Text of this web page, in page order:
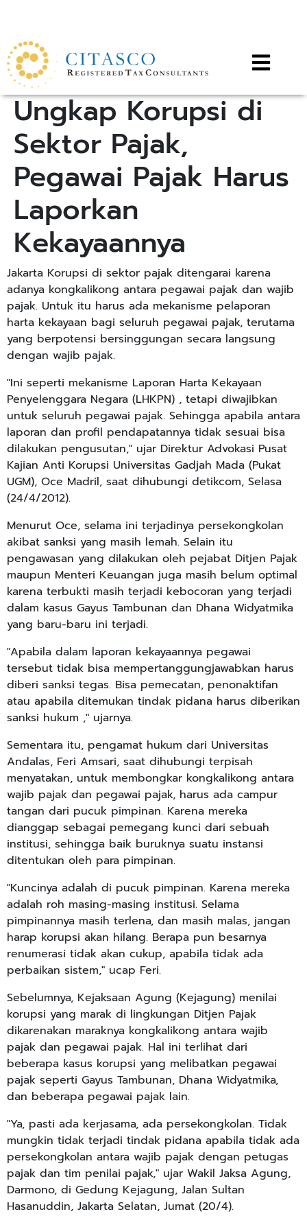
Ungkap Korupsi di
Sektor Pajak,
Pegawai Pajak Harus
Laporkan
Kekayaannya
Jakarta Korupsi di sektor pajak ditengarai karena
adanya kongkalikong antara pegawai pajak dan wajib
pajak. Untuk itu harus ada mekanisme pelaporan
harta kekayaan bagi seluruh pegawai pajak, terutama
yang berpotensi bersinggungan secara langsung
dengan wajib pajak.
"Ini seperti mekanisme Laporan Harta Kekayaan
Penyelenggara Negara (LHKPN) , tetapi diwajibkan
untuk seluruh pegawai pajak. Sehingga apabila antara
laporan dan profil pendapatannya tidak sesuai bisa
dilakukan pengusutan," ujar Direktur Advokasi Pusat
Kajian Anti Korupsi Universitas Gadjah Mada (Pukat
UGM), Oce Madril, saat dihubungi detikcom, Selasa
(24/4/2012).
Menurut Oce, selama ini terjadinya persekongkolan
akibat sanksi yang masih lemah. Selain itu
pengawasan yang dilakukan oleh pejabat Ditjen Pajak
maupun Menteri Keuangan juga masih belum optimal
karena terbukti masih terjadi kebocoran yang terjadi
dalam kasus Gayus Tambunan dan Dhana Widyatmika
yang baru-baru ini terjadi.
"Apabila dalam laporan kekayaannya pegawai
tersebut tidak bisa mempertanggungjawabkan harus
diberi sanksi tegas. Bisa pemecatan, penonaktifan
atau apabila ditemukan tindak pidana harus diberikan
sanksi hukum ," ujarnya.
Sementara itu, pengamat hukum dari Universitas
Andalas, Feri Amsari, saat dihubungi terpisah
menyatakan, untuk membongkar kongkalikong antara
wajib pajak dan pegawai pajak, harus ada campur
tangan dari pucuk pimpinan. Karena mereka
dianggap sebagai pemegang kunci dari sebuah
institusi, sehingga baik buruknya suatu instansi
ditentukan oleh para pimpinan.
"Kuncinya adalah di pucuk pimpinan. Karena mereka
adalah roh masing-masing institusi. Selama
pimpinannya masih terlena, dan masih malas, jangan
harap korupsi akan hilang. Berapa pun besarnya
renumerasi tidak akan cukup, apabila tidak ada
perbaikan sistem," ucap Feri.
Sebelumnya, Kejaksaan Agung (Kejagung) menilai
korupsi yang marak di lingkungan Ditjen Pajak
dikarenakan maraknya kongkalikong antara wajib
pajak dan pegawai pajak. Hal ini terlihat dari
beberapa kasus korupsi yang melibatkan pegawai
pajak seperti Gayus Tambunan, Dhana Widyatmika,
dan beberapa pegawai pajak lain.
"Ya, pasti ada kerjasama, ada persekongkolan. Tidak
mungkin tidak terjadi tindak pidana apabila tidak ada
persekongkolan antara wajib pajak dengan petugas
pajak dan tim penilai pajak," ujar Wakil Jaksa Agung,
Darmono, di Gedung Kejagung, Jalan Sultan
Hasanuddin, Jakarta Selatan, Jumat (20/4).